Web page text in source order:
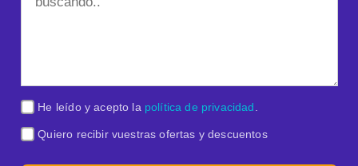
He leído y acepto la política de privacidad.
Quiero recibir vuestras ofertas y descuentos